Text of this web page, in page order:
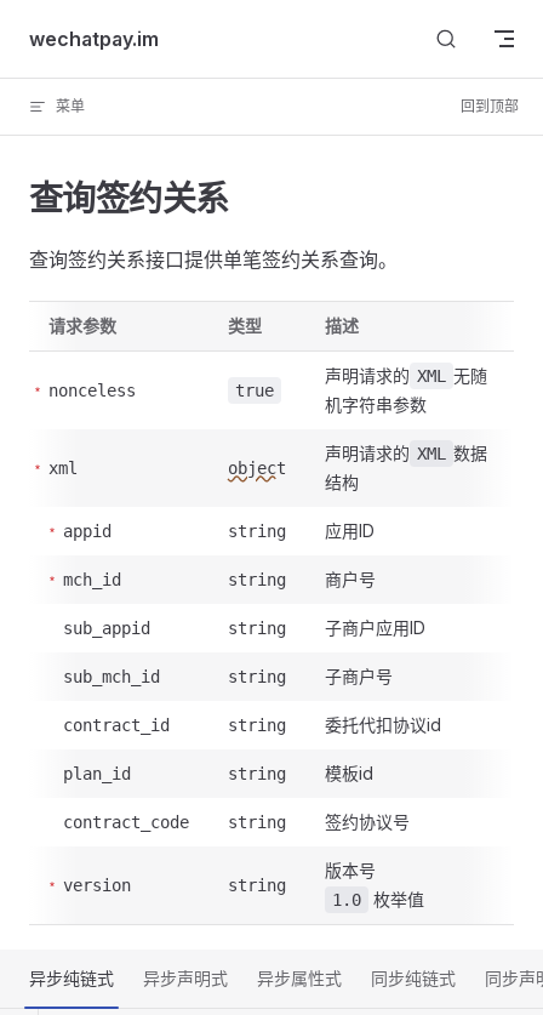
Skip to content
wechatpay.im
菜单 回到顶部
查询签约关系
查询签约关系接口提供单笔签约关系查询。
请求参数 类型 描述
nonceless true
声明请求的 XML
无随
机字符串参数
xml object
声明请求的 XML
数据
结构
appid string 应用ID
mch_id string 商户号
sub_appid string 子商户应用ID
sub_mch_id string 子商户号
contract_id string 委托代扣协议id
plan_id string 模板id
contract_code string 签约协议号
version string
版本号
1.0 枚举值
异步纯链式 异步声明式 异步属性式 同步纯链式 同步声